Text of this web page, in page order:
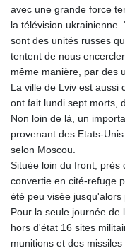
avec une grande force
la télévision
sont des unités russes
tentent de nous
même manière, par des
La ville de Lviv est aussi
ont fait lundi sept morts,
Non loin de là, un
provenant des Etats-
selon Moscou.
Située loin du front, près
convertie en cité-refuge
été peu visée jusqu'alors
Pour la seule journée de
hors d'état 16 sites
munitions et des